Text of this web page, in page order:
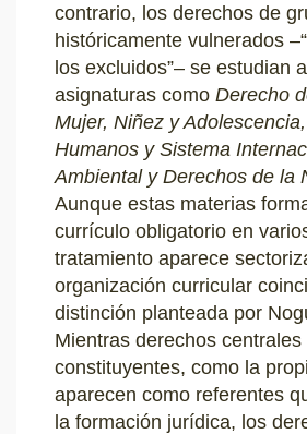
contrario, los derechos de
históricamente vulnerados
los excluidos”– se estudian
asignaturas como Derecho
Mujer, Niñez y
Humanos y Sistema
Ambiental y Derechos de la
Aunque estas materias
currículo obligatorio en
tratamiento aparece
organización curricular
distinción planteada por
Mientras derechos centrales
constituyentes, como la
aparecen como referentes
la formación jurídica, los